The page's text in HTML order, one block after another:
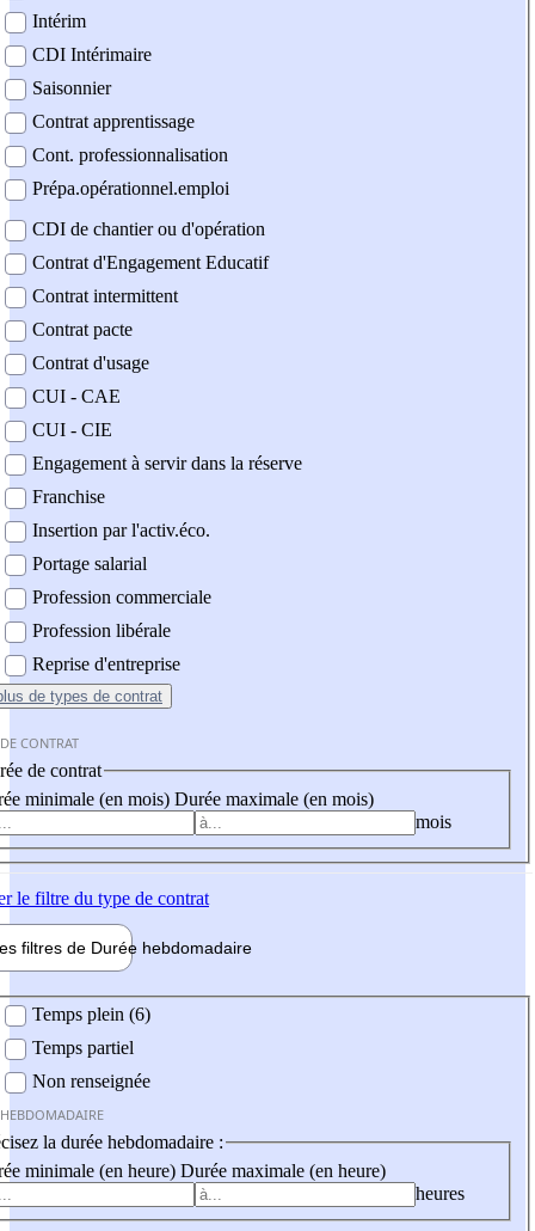
Intérim
CDI Intérimaire
Saisonnier
Contrat apprentissage
Cont. professionnalisation
Prépa.opérationnel.emploi
CDI de chantier ou d'opération
Contrat d'Engagement Educatif
Contrat intermittent
Contrat pacte
Contrat d'usage
CUI - CAE
CUI - CIE
Engagement à servir dans la réserve
Franchise
Insertion par l'activ.éco.
Portage salarial
Profession commerciale
Profession libérale
Reprise d'entreprise
de types de contrat
CONTRAT
de contrat
minimale (en mois) Durée maximale (en mois)
mois
le filtre du type de contrat
filtres de Durée hebdomadaire
Temps plein (6)
Temps partiel
Non renseignée
la durée hebdomadaire :
minimale (en heure) Durée maximale (en heure)
heures